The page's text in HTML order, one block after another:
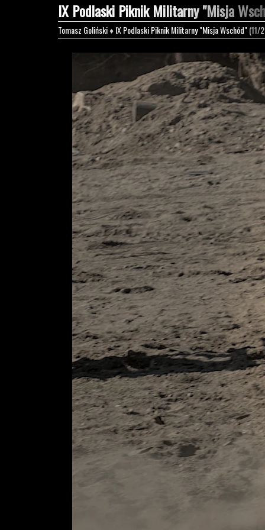
IX Podlaski Piknik Militarny "Misja
Tomasz Goliński♦IX Podlaski Piknik Militarny "Misja Wschód"(11/